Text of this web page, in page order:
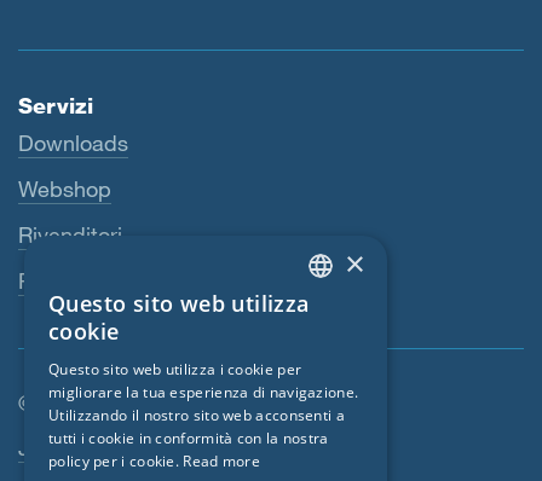
Servizi
Downloads
Webshop
Rivenditori
Persona di riferimento
© SIGA 2026
Area di navigazione footer
Jobs
ENGLISH
FRENCH
CZECH
×
Questo sito web utilizza
cookie
Questo sito web utilizza i cookie per
migliorare la tua esperienza di navigazione.
Utilizzando il nostro sito web acconsenti a
tutti i cookie in conformità con la nostra
policy per i cookie. Read more